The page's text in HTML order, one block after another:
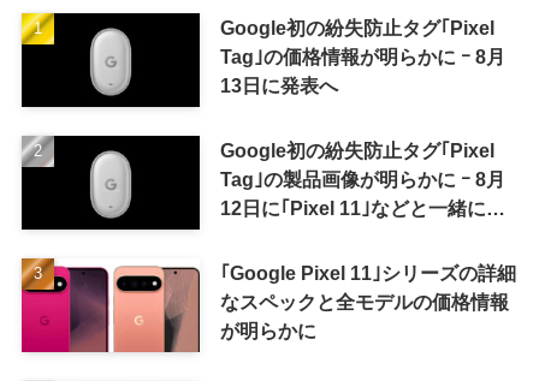
Google初の紛失防止タグ｢Pixel
Tag｣の価格情報が明らかに ｰ 8月
13日に発表へ
Google初の紛失防止タグ｢Pixel
Tag｣の製品画像が明らかに ｰ 8月
12日に｢Pixel 11｣などと一緒に発
｢Google Pixel 11｣シリーズの詳細
なスペックと全モデルの価格情報
が明らかに